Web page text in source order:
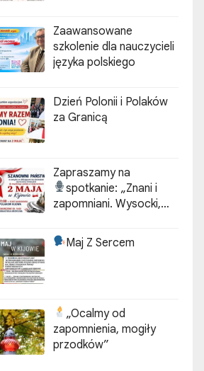
Stowarzyszenia Polaków
„ZGODA”
Zaawansowane
szkolenie dla nauczycieli
języka polskiego
Dzień Polonii i Polaków
za Granicą
Zapraszamy na
spotkanie: „Znani i
zapomniani. Wysocki,
historii Kijowa”
Maj Z Sercem
„Ocalmy od
zapomnienia, mogiły
przodków”